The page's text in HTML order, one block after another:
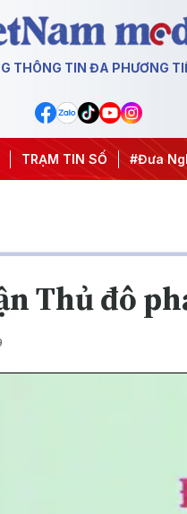
THÔNG TIN ĐA PHƯƠNG
TRẠM TIN SỐ
#Đưa Nghị quyết thành
Thủ đô